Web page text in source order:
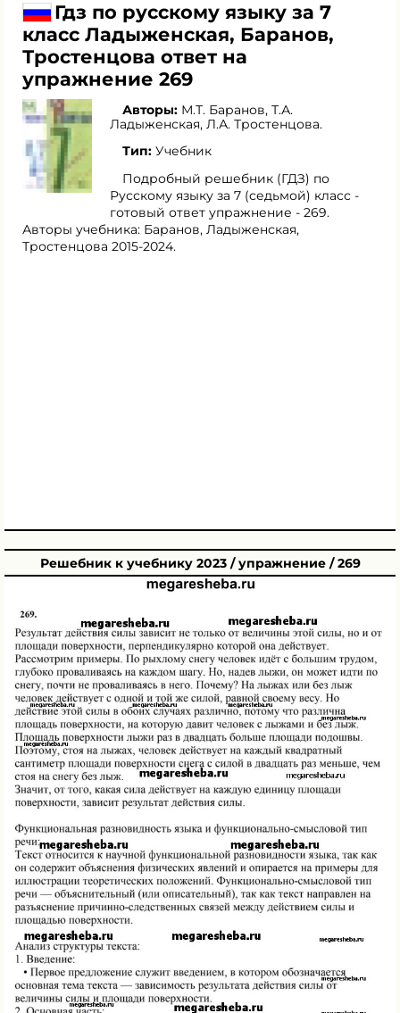
Гдз по русскому языку за 7
класс Ладыженская, Баранов,
Тростенцова ответ на
упражнение 269
Авторы: М.Т. Баранов, Т.А.
Ладыженская, Л.А. Тростенцова.
Тип: Учебник
Подробный решебник (ГДЗ) по
Русскому языку за 7 (седьмой) класс -
готовый ответ упражнение - 269.
Авторы учебника: Баранов, Ладыженская,
Тростенцова 2015-2024.
Решебник к учебнику 2023 / упражнение / 269